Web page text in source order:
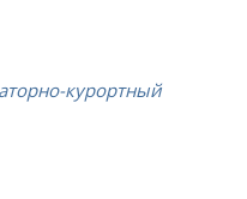
курортный